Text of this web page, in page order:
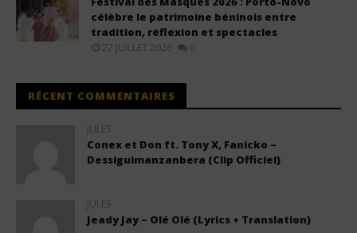
célèbre le patrimoine béninois entre
tradition, réflexion et spectacles
27 JUILLET 2026 0
RÉCENT COMMENTAIRES
JULES
Conex et Don ft. Tony X, Fanicko –
Dessiguimanzanbera (Clip Officiel)
JULES
Jeady Jay – Olé Olé (Lyrics + Translation)